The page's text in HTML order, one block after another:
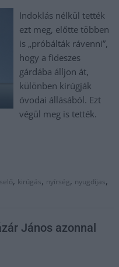
Indoklás nélkül tették
ezt meg, előtte többen
is „próbálták rávenni”,
hogy a fideszes
gárdába álljon át,
különben kirúgják
óvodai állásából. Ezt
végül meg is tették.
, kirúgás, nyírség, nyugdíjas,
János azonnal